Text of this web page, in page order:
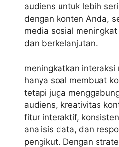
audiens untuk lebih
dengan konten Anda,
media sosial
dan berkelanjutan.
meningkatkan interaksi
hanya soal membuat
tetapi juga
audiens, kreativitas
fitur interaktif,
analisis data, dan
pengikut. Dengan